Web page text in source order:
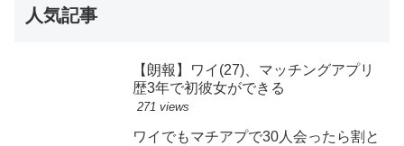
人気記事
【朗報】ワイ(27)、マッチングアプリ
歴3年で初彼女ができる
271 views
ワイでもマチアプで30人会ったら割と